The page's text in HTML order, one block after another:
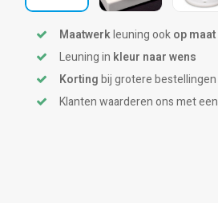
Maatwerkleuning ookop maat
Leuning in kleur naar wens
Kortingbij grotere bestellingen
Klanten waarderen ons met een